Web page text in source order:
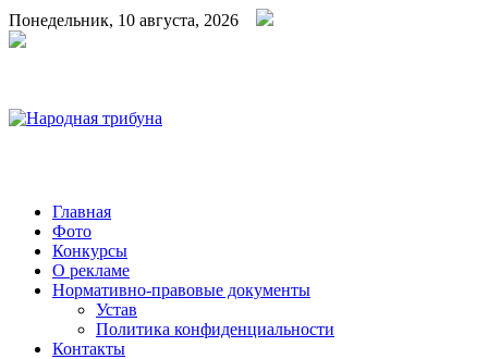
Понедельник, 10 августа, 2026
Народная трибуна
Калининская районная газета
Главная
Фото
Конкурсы
О рекламе
Нормативно-правовые документы
Устав
Политика конфиденциальности
Контакты